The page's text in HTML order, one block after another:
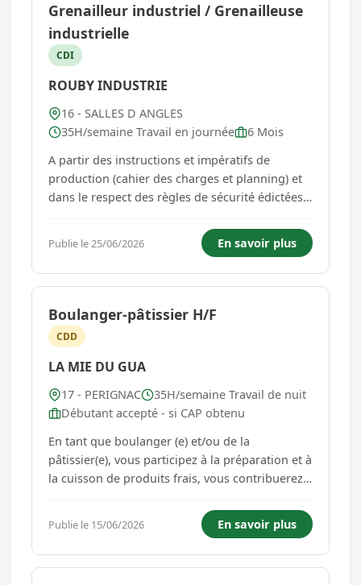
Grenailleur industriel / Grenailleuse
industrielle
CDI
ROUBY INDUSTRIE
16 - SALLES D ANGLES
35H/semaine Travail en journée
6 Mois
A partir des instructions et impératifs de
production (cahier des charges et planning) et
dans le respect des règles de sécurité édictées,
surface sur métal. Ces opérations se réalisent
dans une cabine de grenaillage disposant de
tous les équi...
Publie le 25/06/2026 En savoir plus
Boulanger-pâtissier H/F
CDD
LA MIE DU GUA
17 - PERIGNAC
35H/semaine Travail de nuit
Débutant accepté - si CAP obtenu
En tant que boulanger (e) et/ou de la
pâtissier(e), vous participez à la préparation et à
la cuisson de produits frais, vous contribuerez à
préparation des pâtes, des garnitures et des
ingrédients p...
Publie le 15/06/2026 En savoir plus